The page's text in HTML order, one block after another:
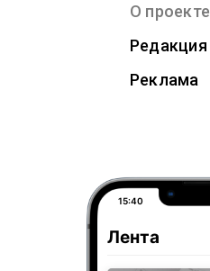
О проекте
Редакция
Реклама
15:40
Лента